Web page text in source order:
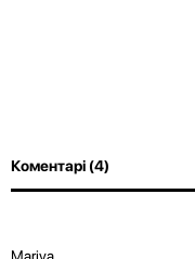
Коментарі (4)
Mariya